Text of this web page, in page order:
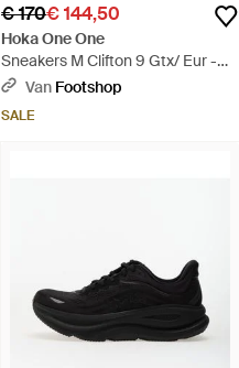
€ 170€ 144,50
Hoka One One
Sneakers M Clifton 9 Gtx/ Eur -
Zwart
Van Footshop
SALE